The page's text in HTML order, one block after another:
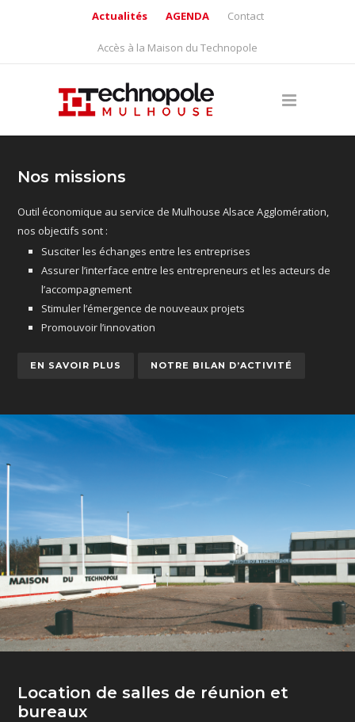
Actualités AGENDA Contact
Accès à la Maison du Technopole
Nos missions
Outil économique au service de Mulhouse Alsace Agglomération,
nos objectifs sont :
Susciter les échanges entre les entreprises
Assurer l’interface entre les entrepreneurs et les acteurs de
l’accompagnement
Stimuler l’émergence de nouveaux projets
Promouvoir l’innovation
EN SAVOIR PLUS NOTRE BILAN D’ACTIVITÉ
Location de salles de réunion et
bureaux